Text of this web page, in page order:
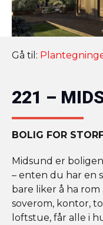
Gå til:
221 –
BOLIG FOR
Midsund er
– enten du har en
bare liker å ha
soverom, kontor,
loftstue, får alle i